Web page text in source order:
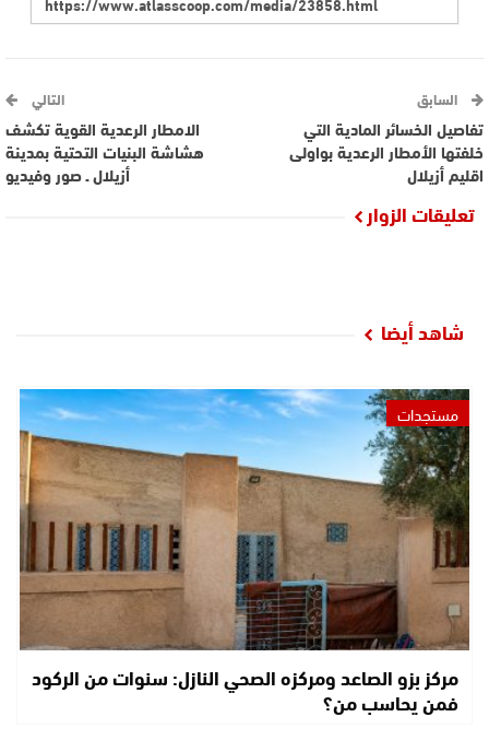
السابق
تفاصيل الخسائر المادية التي
خلفتها الأمطار الرعدية بواولى
اقليم أزيلال
التالي
الامطار الرعدية القوية تكشف
هشاشة البنيات التحتية بمدينة
أزيلال ـ صور وفيديو
تعليقات الزوار
شاهد أيضا
مستجدات
مركز بزو الصاعد ومركزه الصحي النازل: سنوات من الركود
فمن يحاسب من؟